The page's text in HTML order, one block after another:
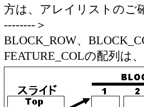
方は、アレイリストのご
--------＞
BLOCK_ROW、
FEATURE_COLの配列は